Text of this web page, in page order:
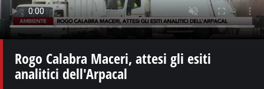
Rogo Calabra Maceri, attesi gli esiti
analitici dell'Arpacal